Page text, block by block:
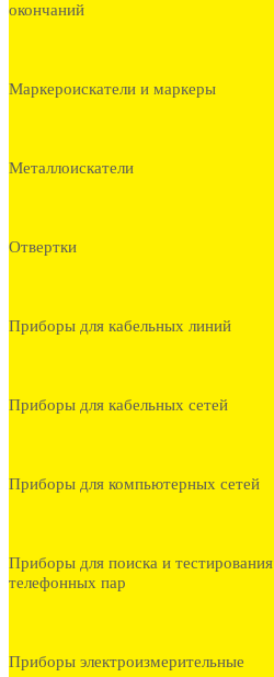
окончаний
Маркероискатели и маркеры
Металлоискатели
Отвертки
Приборы для кабельных линий
Приборы для кабельных сетей
Приборы для компьютерных сетей
Приборы для поиска и тестирования
телефонных пар
Приборы электроизмерительные